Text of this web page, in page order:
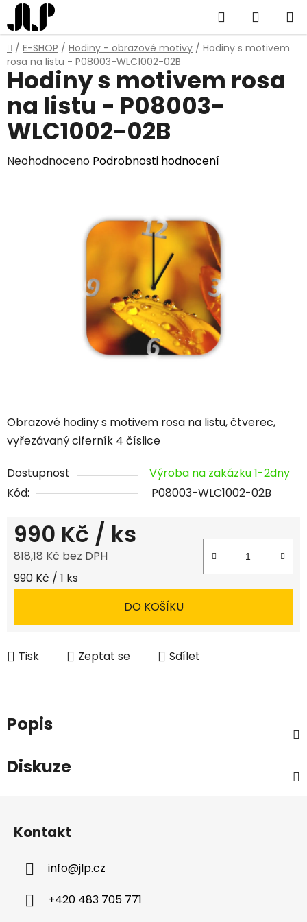
Přejít
na
obsah
Hledat
KOŠÍK
Domů
/ E-SHOP / Hodiny - obrazové motivy / Hodiny s motivem
rosa na listu - P08003-WLC1002-02B
Obrazové hodiny s motivem rosa na listu, čtverec,
vyřezávaný ciferník 4 číslice
Dostupnost
Výroba na zakázku 1-2dny
Kód:
P08003-WLC1002-02B
990 Kč / ks
818,18 Kč bez DPH
Měrná cena:
990 Kč / 1 ks
DO KOŠÍKU
Tisk Zeptat se Sdílet
Hodiny s motivem rosa
na listu - P08003-
WLC1002-02B
Průměrné
Neohodnoceno Podrobnosti hodnocení
Popis
Diskuze
Kontakt
info@jlp.cz
+420 483 705 771